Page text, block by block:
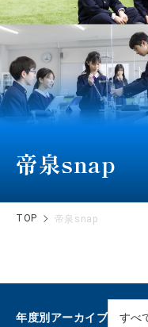
帝泉snap
TOP 帝泉snap
年度別アーカイブ